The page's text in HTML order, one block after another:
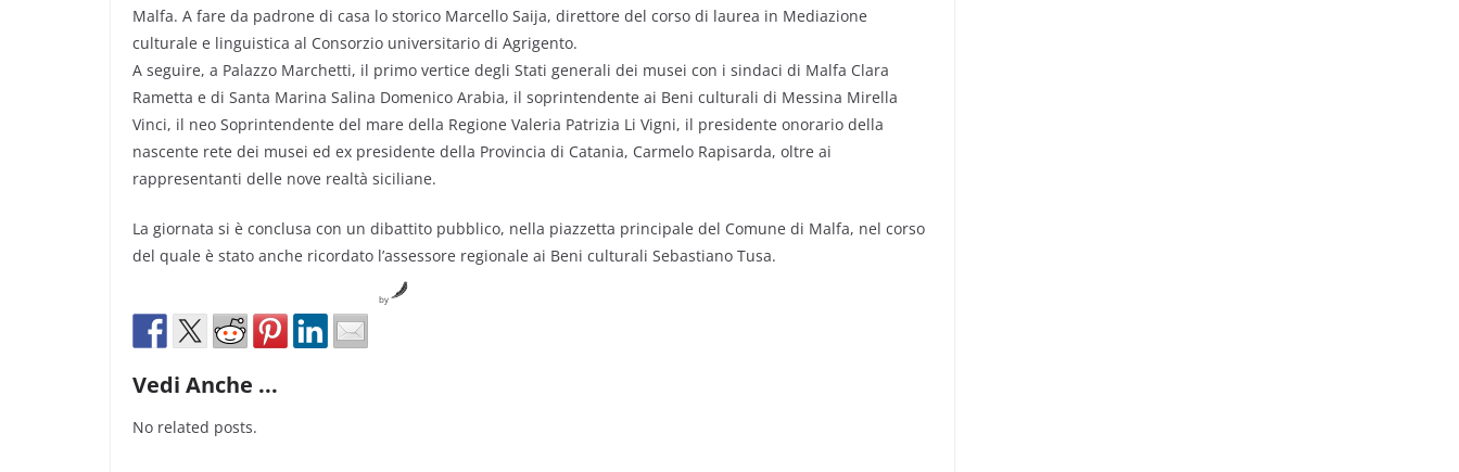
Malfa. A fare da padrone di casa lo storico Marcello Saija, direttore del corso di laurea in Mediazione
culturale e linguistica al Consorzio universitario di Agrigento.
A seguire, a Palazzo Marchetti, il primo vertice degli Stati generali dei musei con i sindaci di Malfa Clara
Rametta e di Santa Marina Salina Domenico Arabia, il soprintendente ai Beni culturali di Messina Mirella
Vinci, il neo Soprintendente del mare della Regione Valeria Patrizia Li Vigni, il presidente onorario della
nascente rete dei musei ed ex presidente della Provincia di Catania, Carmelo Rapisarda, oltre ai
rappresentanti delle nove realtà siciliane.
La giornata si è conclusa con un dibattito pubblico, nella piazzetta principale del Comune di Malfa, nel corso
del quale è stato anche ricordato l’assessore regionale ai Beni culturali Sebastiano Tusa.
by
Vedi Anche ...
No related posts.